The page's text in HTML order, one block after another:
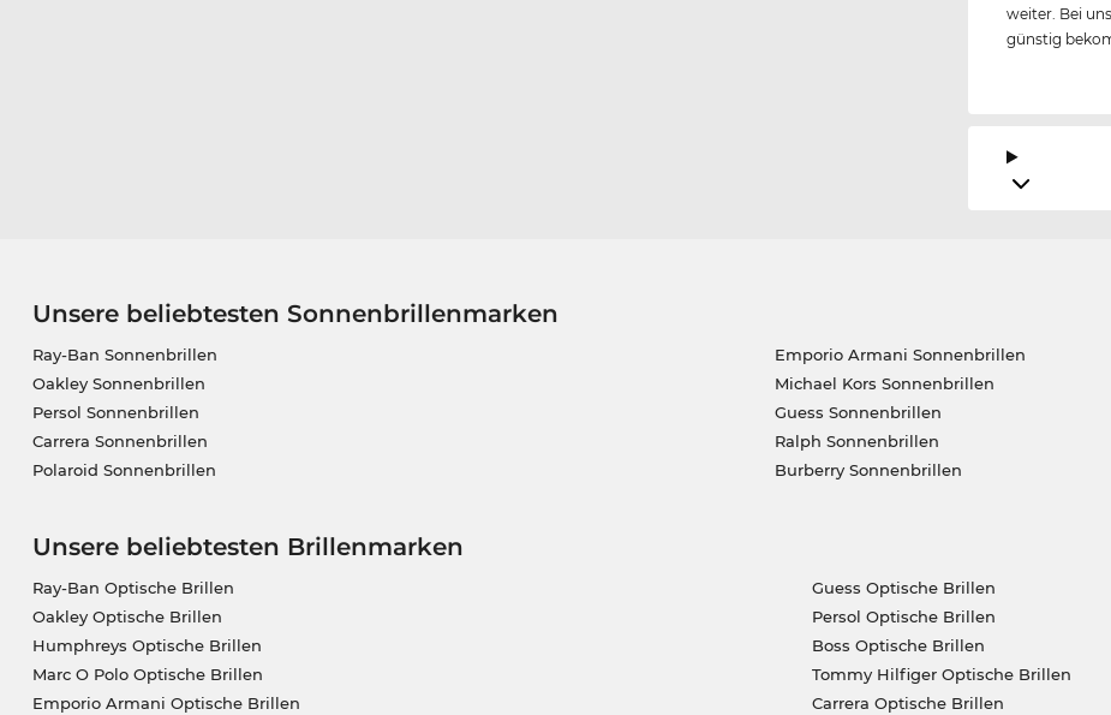
weiter. Bei
günstig
Unsere beliebtesten Sonnenbrillenmarken
Ray-Ban Sonnenbrillen
Oakley Sonnenbrillen
Persol Sonnenbrillen
Carrera Sonnenbrillen
Polaroid Sonnenbrillen
Emporio Armani Sonnenbrillen
Michael Kors Sonnenbrillen
Guess Sonnenbrillen
Ralph Sonnenbrillen
Burberry Sonnenbrillen
Unsere beliebtesten Brillenmarken
Ray-Ban Optische Brillen
Oakley Optische Brillen
Humphreys Optische Brillen
Marc O Polo Optische Brillen
Emporio Armani Optische Brillen
Guess Optische Brillen
Persol Optische Brillen
Boss Optische Brillen
Tommy Hilfiger Optische Brillen
Carrera Optische Brillen